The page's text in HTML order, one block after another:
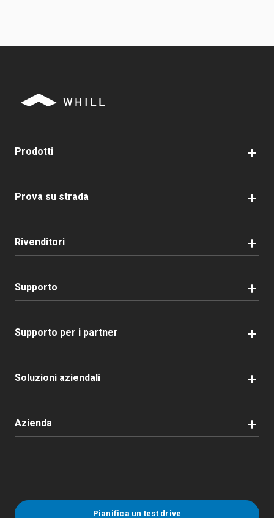
Prodotti
Prova su strada
Rivenditori
Supporto
Supporto per i partner
Soluzioni aziendali
Azienda
Pianifica un test drive